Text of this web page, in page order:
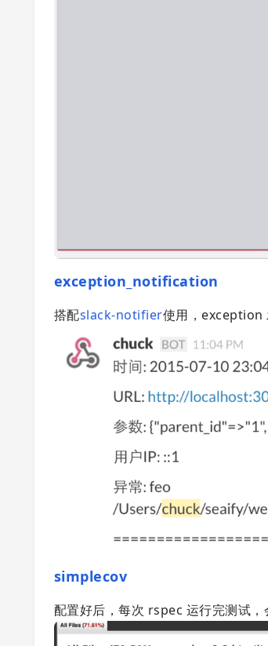
exception_notification
搭配slack-notifier使用，exception
simplecov
配置好后，每次 rspec 运行完测试，